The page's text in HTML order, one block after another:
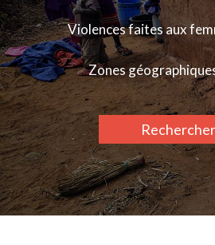
Violences faites aux
Zones
Rechercher